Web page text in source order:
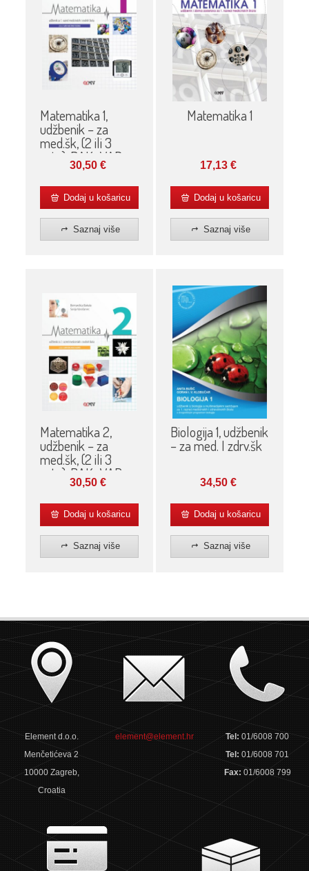
Matematika 1,
udžbenik – za
med.šk, (2 ili 3
sata), BAK., VAR.
30,50€
Dodaj u košaricu
Saznaj više
Matematika 1
17,13€
Dodaj u košaricu
Saznaj više
Matematika 2,
udžbenik – za
med.šk, (2 ili 3
sata), BAK., VAR.
30,50€
Dodaj u košaricu
Saznaj više
Biologija 1, udžbenik
– za med. I zdrv.šk
34,50€
Dodaj u košaricu
Saznaj više
Element d.o.o.
Menčetićeva 2
10000 Zagreb,
Croatia
element@element.hr Tel:01/6008 700
Tel:01/6008 701
Fax: 01/6008 799